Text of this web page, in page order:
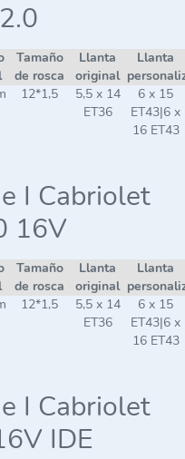
Tamaño
de rosca
Llanta
original
Llanta
12*1,5
5,5 x 14
ET36
6 x 15
ET43|6 x
16 ET43
I Cabriolet
16V
Tamaño
de rosca
Llanta
original
Llanta
12*1,5
5,5 x 14
ET36
6 x 15
ET43|6 x
16 ET43
I Cabriolet
IDE